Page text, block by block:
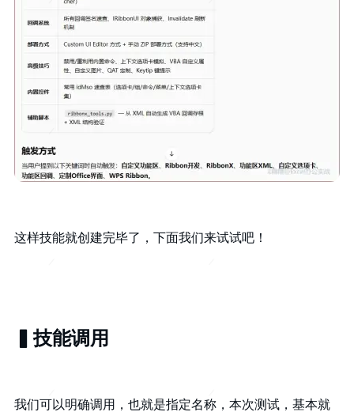
这样技能就创建完毕了，下面我们来试试吧！
▍技能调用
我们可以明确调用，也就是指定名称，本次测试，基本就